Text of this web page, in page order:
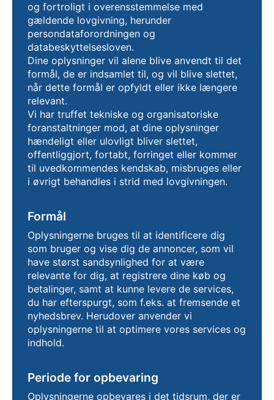
og fortroligt i overensstemmelse med
gældende lovgivning, herunder
persondataforordningen og
databeskyttelsesloven.
Dine oplysninger vil alene blive anvendt til det
formål, de er indsamlet til, og vil blive slettet,
når dette formål er opfyldt eller ikke længere
relevant.
Vi har truffet tekniske og organisatoriske
foranstaltninger mod, at dine oplysninger
hændeligt eller ulovligt bliver slettet,
offentliggjort, fortabt, forringet eller kommer
til uvedkommendes kendskab, misbruges eller
i øvrigt behandles i strid med lovgivningen.
Formål
Oplysningerne bruges til at identificere dig
som bruger og vise dig de annoncer, som vil
have størst sandsynlighed for at være
relevante for dig, at registrere dine køb og
betalinger, samt at kunne levere de services,
du har efterspurgt, som f.eks. at fremsende et
nyhedsbrev. Herudover anvender vi
oplysningerne til at optimere vores services og
indhold.
Periode for opbevaring
Oplysningerne opbevares i det tidsrum, der er